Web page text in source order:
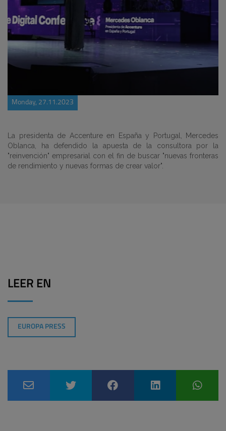
Monday, 27.11.2023
La presidenta de Accenture en España y Portugal, Mercedes
Oblanca, ha defendido la apuesta de la consultora por la
"reinvención" empresarial con el fin de buscar "nuevas fronteras
de rendimiento y nuevas formas de crear valor".
LEER EN
EUROPA PRESS